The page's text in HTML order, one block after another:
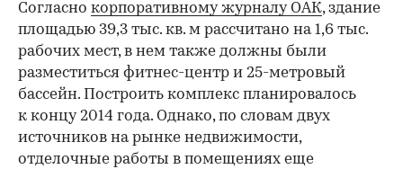
Согласно корпоративному журналу ОАК, здание
площадью 39,3 тыс. кв. м рассчитано на 1,6 тыс.
рабочих мест, в нем также должны были
разместиться фитнес-центр и 25-метровый
бассейн. Построить комплекс планировалось
к концу 2014 года. Однако, по словам двух
источников на рынке недвижимости,
отделочные работы в помещениях еще